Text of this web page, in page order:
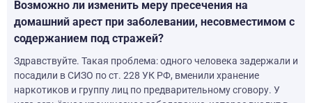
Возможно ли изменить меру пресечения на
домашний арест при заболевании, несовместимом с
содержанием под стражей?
Здравствуйте. Такая проблема: одного человека задержали и
посадили в СИЗО по ст. 228 УК РФ, вменили хранение
наркотиков и группу лиц по предварительному сговору. У